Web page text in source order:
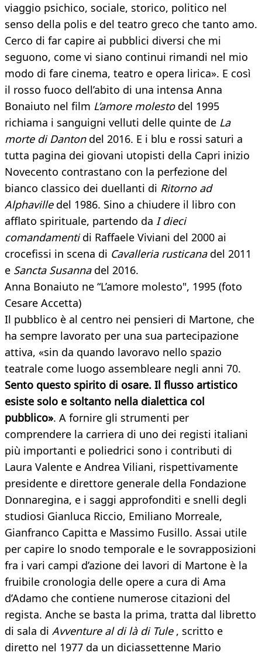
viaggio psichico, sociale, storico, politico nel
senso della polis e del teatro greco che tanto amo.
Cerco di far capire ai pubblici diversi che mi
seguono, come vi siano continui rimandi nel mio
modo di fare cinema, teatro e opera lirica». E così
il rosso fuoco dell’abito di una intensa Anna
Bonaiuto nel film L’amore molestodel 1995
richiama i sanguigni velluti delle quinte de La
morte di Dantondel 2016. E i blu e rossi saturi a
tutta pagina dei giovani utopisti della Capri inizio
Novecento contrastano con la perfezione del
bianco classico dei duellanti di Ritorno ad
Alphavilledel 1986. Sino a chiudere il libro con
afflato spirituale, partendo da I dieci
comandamentidi Raffaele Viviani del 2000 ai
crocefissi in scena di Cavalleria rusticanadel 2011
e Sancta Susannadel 2016.
Anna Bonaiuto ne “L’amore molesto", 1995 (foto
Cesare Accetta)
Il pubblico è al centro nei pensieri di Martone, che
ha sempre lavorato per una sua partecipazione
attiva, «sin da quando lavoravo nello spazio
teatrale come luogo assembleare negli anni 70.
Sento questo spirito di osare. Il flusso artistico
esiste solo e soltanto nella dialettica col
pubblico». A fornire gli strumenti per
comprendere la carriera di uno dei registi italiani
più importanti e poliedrici sono i contributi di
Laura Valente e Andrea Viliani, rispettivamente
presidente e direttore generale della Fondazione
Donnaregina, e i saggi approfonditi e snelli degli
studiosi Gianluca Riccio, Emiliano Morreale,
Gianfranco Capitta e Massimo Fusillo. Assai utile
per capire lo snodo temporale e le sovrapposizioni
fra i vari campi d’azione dei lavori di Martone è la
fruibile cronologia delle opere a cura di Ama
d’Adamo che contiene numerose citazioni del
regista. Anche se basta la prima, tratta dal libretto
di sala di Avventure al di là di Tule, scritto e
diretto nel 1977 da un diciassettenne Mario